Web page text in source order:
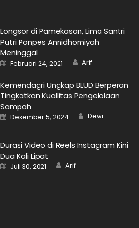
Longsor di Pamekasan, Lima Santri
Putri Ponpes Annidhomiyah
Meninggal
Posted
on
Februari 24, 2021 Author
Arif
Kemendagri Ungkap BLUD Berperan
Tingkatkan Kuallitas Pengelolaan
Sampah
Posted
on
Desember 5, 2024 Author
Dewi
Durasi Video di Reels Instagram Kini
Dua Kali Lipat
Posted
on
Juli 30, 2021 Author
Arif